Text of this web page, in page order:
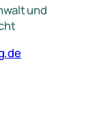
und